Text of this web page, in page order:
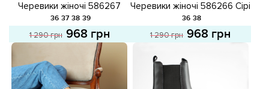
Черевики жіночі 586267
Чорні розпродаж
36 37 38 39
1 290 грн 968 грн
Черевики жіночі 586266 Сірі
розпродаж
36 38
1 290 грн 968 грн